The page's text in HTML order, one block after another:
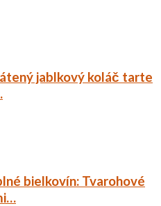
jablkový koláč tarte
bielkovín: Tvarohové